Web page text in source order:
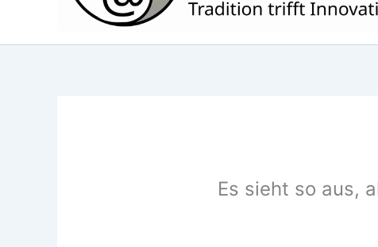
Es sieht so aus,